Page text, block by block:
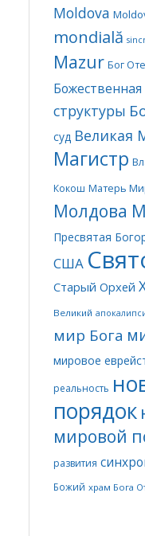
Moldova
mondială
Mazur Бог
структуры
суд Великая
Магистр
Кокош Матерь
Молдова
Пресвятая
США
Старый Орхей
Великий
мир Бога
мировое
реальность
порядок
мировой
развития
Божий храм Бога